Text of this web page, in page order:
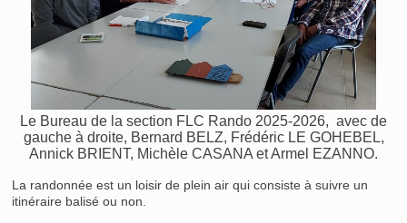
Le Bureau de la section FLC Rando 2025-2026, avec de
gauche à droite, Bernard BELZ, Frédéric LE GOHEBEL,
Annick BRIENT, Michèle CASANA et Armel EZANNO.
La randonnée est un loisir de plein air qui consiste à suivre un
itinéraire balisé ou non.